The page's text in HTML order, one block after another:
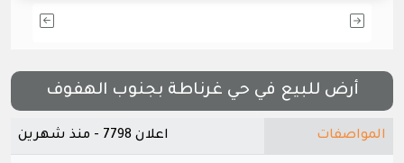
أرض للبيع في حي غرناطة بجنوب الهفوف
المواصفات اعلان 7798 - منذ شهرين